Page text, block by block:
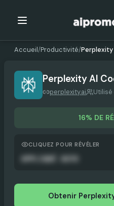
Accueil/Productivité/Perplexity
Perplexity AI
perplexity.ai Utilisé
16% DE
CLIQUEZ POUR RÉVÉLER
Obtenir